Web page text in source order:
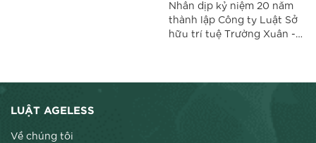
Nhân dịp kỷ niệm 20 năm
thành lập Công ty Luật Sở
hữu trí tuệ Trường Xuân -
LUẬT AGELESS
Về chúng tôi